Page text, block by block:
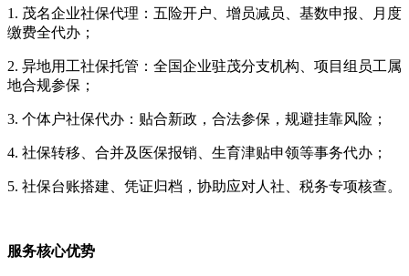
1. 茂名企业社保代理：五险开户、增员减员、基数申报、月度
缴费全代办；
2. 异地用工社保托管：全国企业驻茂分支机构、项目组员工属
地合规参保；
3. 个体户社保代办：贴合新政，合法参保，规避挂靠风险；
4. 社保转移、合并及医保报销、生育津贴申领等事务代办；
5. 社保台账搭建、凭证归档，协助应对人社、税务专项核查。
服务核心优势